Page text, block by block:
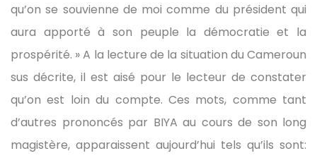
qu’on se souvienne de moi comme du président qui
aura apporté à son peuple la démocratie et la
prospérité. » A la lecture de la situation du Cameroun
sus décrite, il est aisé pour le lecteur de constater
qu’on est loin du compte. Ces mots, comme tant
d’autres prononcés par BIYA au cours de son long
magistère, apparaissent aujourd’hui tels qu’ils sont: